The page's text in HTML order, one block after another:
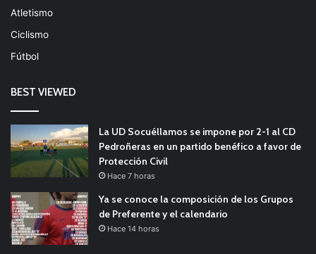
Atletismo
Ciclismo
Fútbol
BEST VIEWED
La UD Socuéllamos se impone por 2-1 al CD
Pedroñeras en un partido benéfico a favor de
Protección Civil
Hace 7 horas
Ya se conoce la composición de los Grupos
de Preferente y el calendario
Hace 14 horas